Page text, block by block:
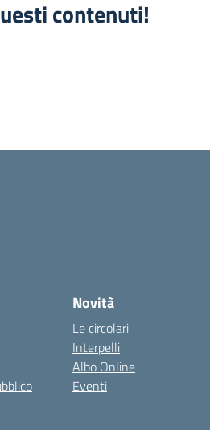
contenuti!
Novità
Le circolari
Interpelli
Albo Online
Eventi